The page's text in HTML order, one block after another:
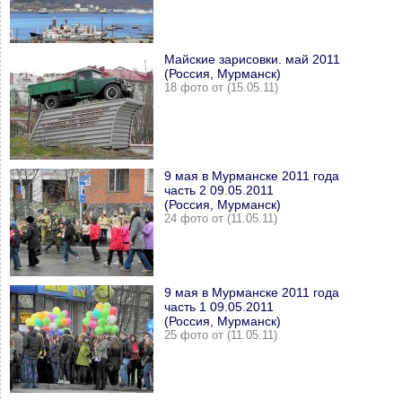
Майские зарисовки. май 2011
(Россия, Мурманск)
18 фото от (15.05.11)
9 мая в Мурманске 2011 года
часть 2 09.05.2011
(Россия, Мурманск)
24 фото от (11.05.11)
9 мая в Мурманске 2011 года
часть 1 09.05.2011
(Россия, Мурманск)
25 фото от (11.05.11)